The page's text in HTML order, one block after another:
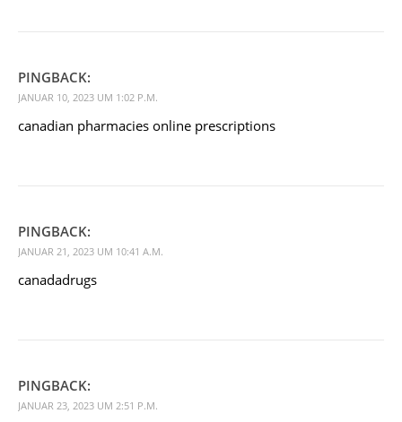
PINGBACK:
JANUAR 10, 2023 UM 1:02 P.M.
canadian pharmacies online prescriptions
PINGBACK:
JANUAR 21, 2023 UM 10:41 A.M.
canadadrugs
PINGBACK:
JANUAR 23, 2023 UM 2:51 P.M.